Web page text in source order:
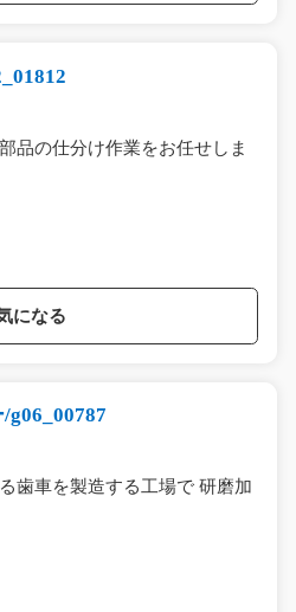
品の仕分け作業をお任せしま
になる
g06_00787
歯車を製造する工場で 研磨加